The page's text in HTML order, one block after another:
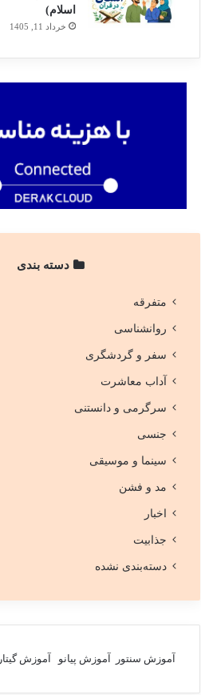
اسلام)
خرداد 11, 1405
دسته بندی
متفرقه
روانشناسی
سفر و گردشگری
آداب معاشرت
سرگرمی و دانستنی
جنسی
سینما و موسیقی
مد و فشن
اخبار
جذابیت
دسته‌بندی نشده
آموزش سنتور آموزش پیانو آموزش گیتار